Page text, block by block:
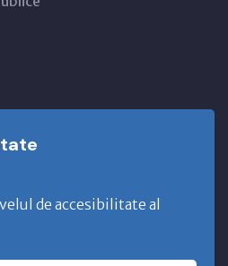
de accesibilitate al